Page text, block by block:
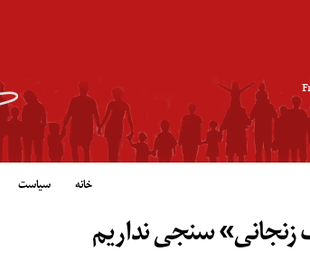
خانه سیاست
زنجانی» سنجی نداریم